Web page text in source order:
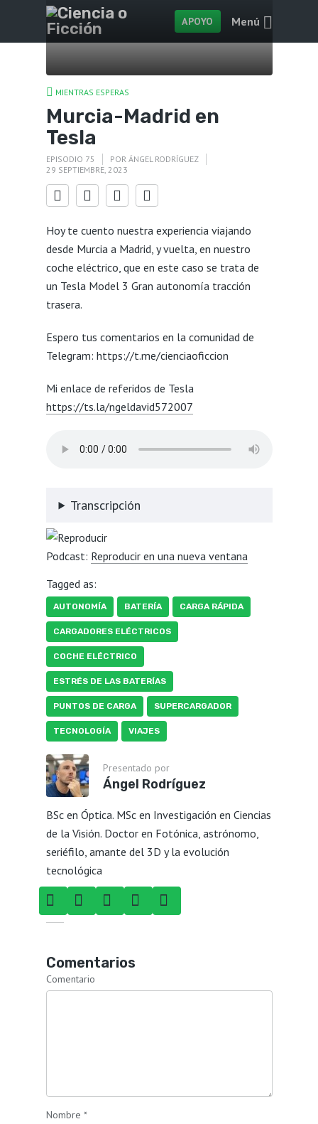
APOYO Menú
MIENTRAS ESPERAS
Murcia-Madrid en
Tesla
EPISODIO 75 POR ÁNGEL RODRÍGUEZ
29 SEPTIEMBRE, 2023
Hoy te cuento nuestra experiencia viajando
desde Murcia a Madrid, y vuelta, en nuestro
coche eléctrico, que en este caso se trata de
un Tesla Model 3 Gran autonomía tracción
trasera.
Espero tus comentarios en la comunidad de
Telegram: https://t.me/cienciaoficcion
Mi enlace de referidos de Tesla
https://ts.la/ngeldavid572007
Transcripción
Podcast: Reproducir en una nueva ventana
Tagged as:
AUTONOMÍA BATERÍA CARGA RÁPIDA
CARGADORES ELÉCTRICOS
COCHE ELÉCTRICO
ESTRÉS DE LAS BATERÍAS
PUNTOS DE CARGA SUPERCARGADOR
TECNOLOGÍA VIAJES
Presentado por
Ángel Rodríguez
BSc en Óptica. MSc en Investigación en Ciencias
de la Visión. Doctor en Fotónica, astrónomo,
seriéfilo, amante del 3D y la evolución
tecnológica
Comentarios
Comentario
Nombre *